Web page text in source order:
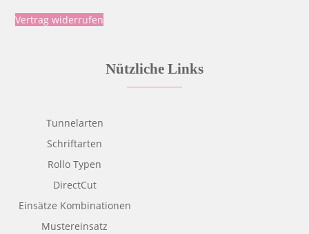
Vertrag widerrufen
Nützliche Links
Tunnelarten
Schriftarten
Rollo Typen
DirectCut
Einsätze Kombinationen
Mustereinsatz